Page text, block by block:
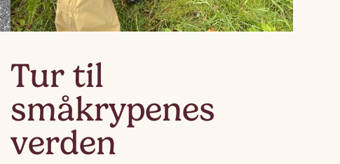
Tur til
småkrypenes
verden